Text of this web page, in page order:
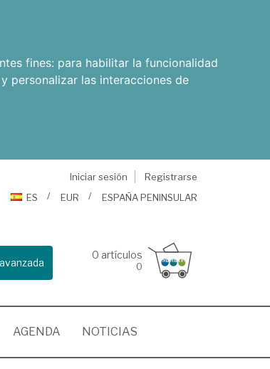
fines: para habilitar la funcionalidad
personalizar las interacciones de
Iniciar sesión
Registrarse
ES
EUR ESPAÑA PENINSULAR
0 artículos
0
AGENDA NOTICIAS